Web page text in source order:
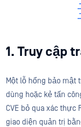
1. Truy cập
Một lỗ hổng bảo
dùng hoặc kẻ tấn
CVE bỏ qua xác thực
giao diện quản trị